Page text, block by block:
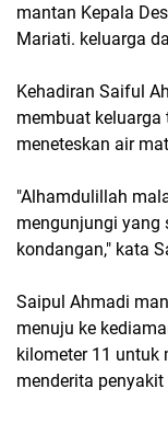
mantan Kepala
Mariati. keluarga
Kehadiran Saiful
membuat
meneteskan air
"Alhamdulillah
mengunjungi yang
kondangan," kata
Saipul Ahmadi
menuju ke
kilometer 11 untuk
menderita penyakit